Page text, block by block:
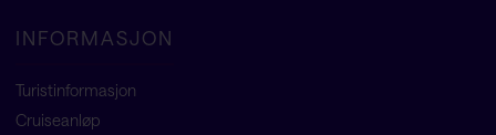
INFORMASJON
Turistinformasjon
Cruiseanløp